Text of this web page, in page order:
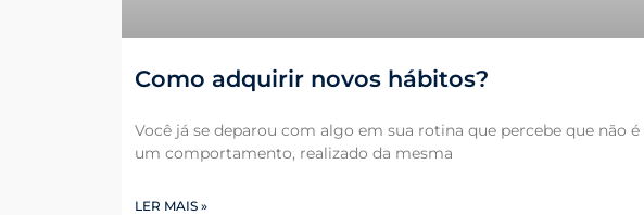
Como adquirir novos hábitos?
Você já se deparou com algo em sua rotina que percebe que não
um comportamento, realizado da mesma
LER MAIS »